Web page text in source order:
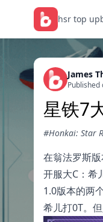
hsr top up
James
Published
星铁7
#Honkai: Star
在翁法罗斯
开服大C：希
1.0版本的两
希儿打0T。